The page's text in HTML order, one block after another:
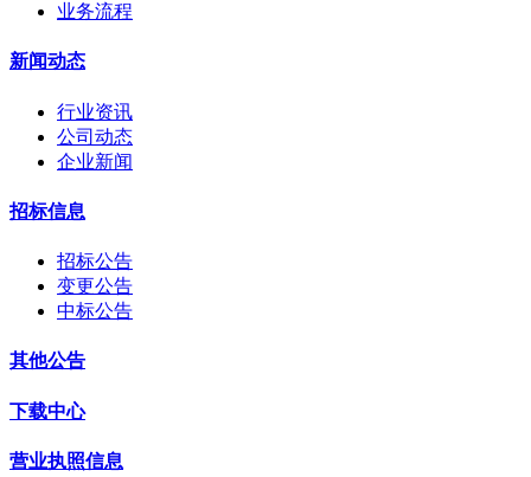
业务流程
新闻动态
行业资讯
公司动态
企业新闻
招标信息
招标公告
变更公告
中标公告
其他公告
下载中心
营业执照信息